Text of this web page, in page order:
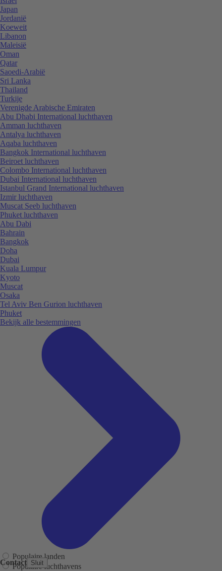
Contact Sluit
Japan
Jordanië
Koeweit
Libanon
Maleisië
Oman
Qatar
Saoedi-Arabië
Sri Lanka
Thailand
Turkije
Verenigde Arabische Emiraten
Abu Dhabi International luchthaven
Amman luchthaven
Antalya luchthaven
Aqaba luchthaven
Bangkok International luchthaven
Beiroet luchthaven
Colombo International luchthaven
Dubai International luchthaven
Istanbul Grand International luchthaven
Izmir luchthaven
Muscat Seeb luchthaven
Phuket luchthaven
Abu Dabi
Bahrain
Bangkok
Doha
Dubai
Kuala Lumpur
Kyoto
Muscat
Osaka
Tel Aviv Ben Gurion luchthaven
Phuket
Bekijk alle bestemmingen
Populaire landen
Populaire luchthavens